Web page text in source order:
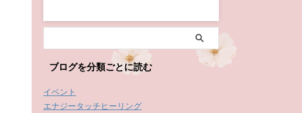
ブログを分類ごとに読む
イベント
エナジータッチヒーリング